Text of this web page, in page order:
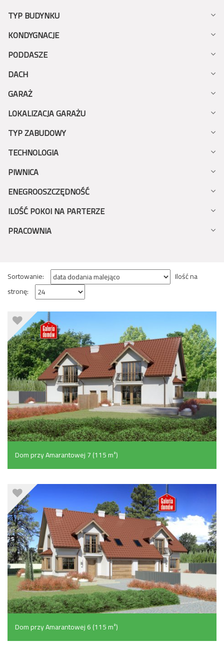
TYP BUDYNKU
KONDYGNACJE
PODDASZE
DACH
GARAŻ
LOKALIZACJA GARAŻU
TYP ZABUDOWY
TECHNOLOGIA
PIWNICA
ENEGROOSZCZĘDNOŚĆ
ILOŚĆ POKOI NA PARTERZE
PRACOWNIA
Sortowanie:
Ilość na
stronę:
Dom przy Amarantowej 7 (115 m²)
Dom przy Amarantowej 6 (115 m²)